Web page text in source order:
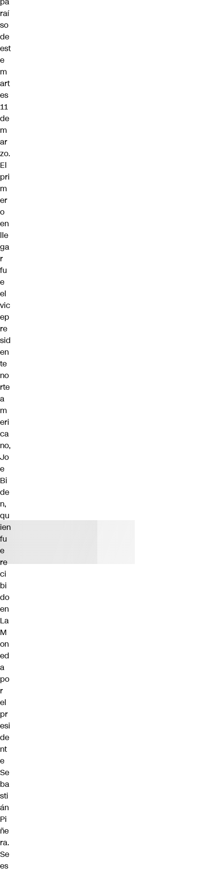
raí
so
de
est
e
m
art
es
11
de
m
ar
zo.
El
pri
m
er
o
en
lle
ga
r
fu
e
el
vic
ep
re
sid
en
te
no
rte
a
m
eri
ca
no,
Jo
e
Bi
de
n,
qu
ien
fu
e
re
ci
bi
do
en
La
M
on
ed
a
po
r
el
pr
esi
de
nt
e
Se
ba
sti
án
Pi
ñe
ra.
Se
es